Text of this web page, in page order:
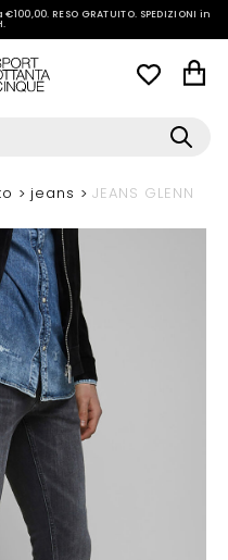
RESO GRATUITO. SPEDIZIONI in
.
jeans JEANS GLENN